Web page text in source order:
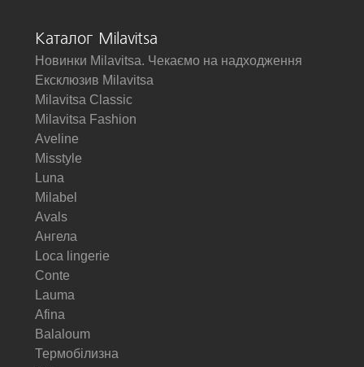
Каталог Milavitsa
Новинки Milavitsa. Чекаємо на надходження
Ексклюзив Milavitsa
Milavitsa Classic
Milavitsa Fashion
Aveline
Misstyle
Luna
Milabel
Avals
Ангела
Loca lingerie
Conte
Lauma
Afina
Balaloum
Термобілизна